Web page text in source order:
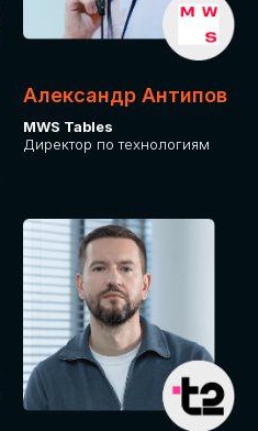
Александр Антипов
MWS Tables
Директор по технологиям
рады